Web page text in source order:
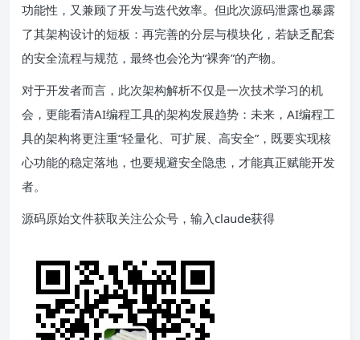
功能性，又兼顾了开发与迭代效率。但此次源码泄露也暴露
了其架构设计的短板：再完善的分层与模块化，若缺乏配套
的安全流程与规范，最终也会沦为“裸奔”的产物。
对于开发者而言，此次架构解析不仅是一次技术学习的机
会，更能看清AI编程工具的架构发展趋势：未来，AI编程工
具的架构将更注重“轻量化、可扩展、高安全”，既要实现核
心功能的稳定落地，也要规避安全隐患，才能真正赋能开发
者。
源码原始文件获取关注公众号，输入claude获得